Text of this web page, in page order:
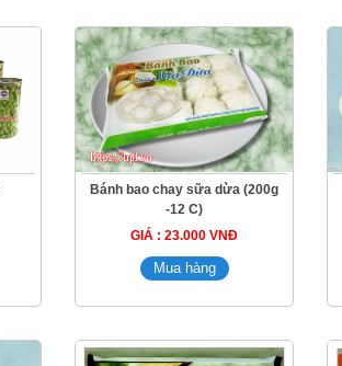
Bánh bao chay sữa dừa (200g
-12 C)
GIÁ : 23.000 VNĐ